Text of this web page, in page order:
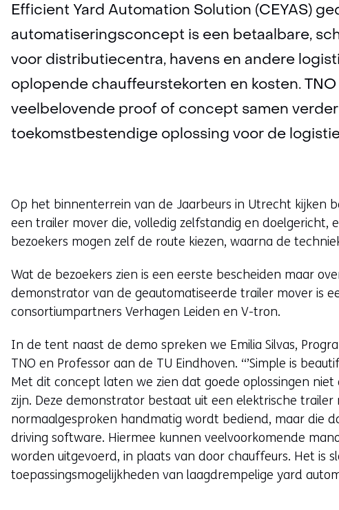
Efficient Yard Automation Solution (CEYAS)
automatiseringsconcept is een betaalbare,
voor distributiecentra, havens en andere
oplopende chauffeurstekorten en kosten.
veelbelovende proof of concept samen
toekomstbestendige oplossing voor de
Op het binnenterrein van de Jaarbeurs in Utrecht kijken
een trailer mover die, volledig zelfstandig en doelgericht,
bezoekers mogen zelf de route kiezen, waarna de
Wat de bezoekers zien is een eerste bescheiden maar
demonstrator van de geautomatiseerde trailer mover is
consortiumpartners Verhagen Leiden en V-tron.
In de tent naast de demo spreken we Emilia Silvas,
TNO en Professor aan de TU Eindhoven. “’Simple is
Met dit concept laten we zien dat goede oplossingen
zijn. Deze demonstrator bestaat uit een elektrische trailer
normaalgesproken handmatig wordt bediend, maar die
driving software. Hiermee kunnen veelvoorkomende
worden uitgevoerd, in plaats van door chauffeurs. Het is
toepassingsmogelijkheden van laagdrempelige yard